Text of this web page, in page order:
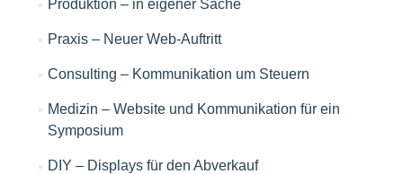
Produktion – in eigener Sache
Praxis – Neuer Web-Auftritt
Consulting – Kommunikation um Steuern
Medizin – Website und Kommunikation für ein
Symposium
DIY – Displays für den Abverkauf